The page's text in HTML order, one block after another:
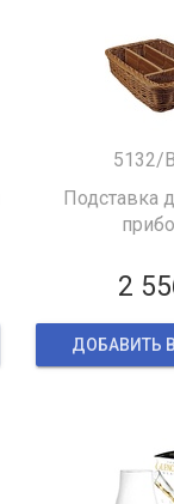
5132/
Подставка
2
ДОБАВИТЬ